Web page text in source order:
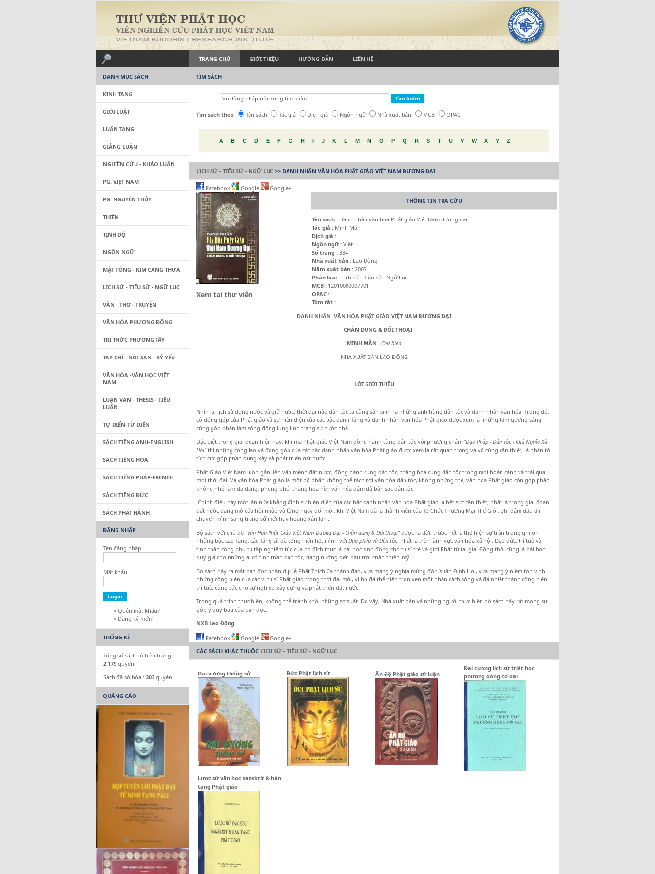
TRANG CHỦ GIỚI THIỆU HƯỚNG DẪN LIÊN HỆ
TÌM SÁCH
Tìm sách theo Tên sách Tác giả Dịch giả Ngôn ngữ Nhà xuất bản MCB OPAC
A B C D E F G H I J K L M N O P Q R S T U V W X Y Z
LỊCH SỬ - TIỂU SỬ - NGỮ LỤC >> DANH NHÂN VĂN HÓA PHẬT GIÁO VIỆT NAM ĐƯƠNG ĐẠI
Facebook Google Google+
Xem tại thư viện
THÔNG TIN TRA CỨU
Tên sách : Danh nhân văn hóa Phật giáo Việt Nam đương đại
Tác giả : Minh Mẫn
Dịch giả :
Ngôn ngữ : Việt
Số trang : 334
Nhà xuất bản : Lao Động
Năm xuất bản : 2007
Phân loại : Lịch sử - Tiểu sử - Ngữ Lục
MCB : 12010000007701
OPAC :
Tóm tắt :
DANH NHÂN VĂN HÓA PHẬT GIÁO VIỆT NAM ĐƯƠNG ĐẠI
CHÂN DUNG & ĐỐI THOẠI
MINH MẪN
Chủ biên
NHÀ XUẤT BẢN LAO ĐỘNG
LỜI GIỚI THIỆU
Nhìn lại lịch sử dựng nước và giữ nước, thời đại nào dân tộc ta cũng sản sinh ra những anh hùng dân tộc và danh nhân văn hóa. Trong đó,
có đóng góp của Phật giáo và sự hiện diện của các bậc danh Tăng và danh nhân văn hóa Phật giáo được xem là những tấm gương sáng
cùng góp phần làm sống động lung linh trang sử nước nhà.
Đặc biệt trong giai đoạn hiện nay, khi mà Phật giáo Việt Nam đồng hành cùng dân tộc với phương châm "Đạo Pháp - Dân Tộc - Chủ Nghĩa Xã
Hội"thì những công lao và đóng góp của các bậc danh nhân văn hóa Phật giáo được xem là rất quan trọng và vô cùng cần thiết, là nhân tố
tích cực góp phần dựng xây và phát triển đất nước.
Phật Giáo Việt Nam luôn gắn liền vận mệnh đất nước, đồng hành cùng dân tộc, thăng hoa cùng dân tộc trong mọi hoàn cảnh và trải qua
mọi thời đại. Và văn hóa Phật giáo là một bộ phận không thể tách rời văn hóa dân tộc, không những thế, văn hóa Phật giáo còn góp phần
không nhỏ làm đa dạng, phong phú, thăng hoa nền văn hóa đậm đà bản sắc dân tộc.
Chính điều này một lần nữa khẳng định sự hiện diện của các bậc danh nhân văn hóa Phật giáo là hết sức cần thiết, nhất là trong giai đoạn
đất nước đang mở cửa hội nhập và từng ngày đổi mới, khi Việt Nam đã là thành viên của Tổ Chức Thương Mại Thế Giới, ghi đậm dấu ấn
chuyển mình sang trang sử mới huy hoàng xán lạn...
Bộ sách với chủ đề "Văn Hóa Phật Giáo Việt Nam Đương Đại - Chân dung & Đối thoại"được ra đời, trước hết là thể hiện sự trân trọng ghi ơn
những bậc cao Tăng, các Tăng sĩ, đã cống hiến hết mình với Đạo pháp và Dân tộc, nhất là trên lãnh vực văn hóa xã hội. Đạo đức, trí tuệ và
tinh thần công phu tu tập nghiêm túc của họ đích thực là bài học sinh động cho tu sĩ trẻ và giới Phật tử tại gia. Đồng thời cũng là bài học
quý giá cho những ai có tinh thần dân tộc, đang hướng đến bầu trời chân-thiện-mỹ...
Bộ sách này ra mắt bạn đọc nhân dịp lễ Phật Thích Ca thành đạo, vừa mang ý nghĩa mừng đón Xuân Đinh Hợi, vừa mang ý niệm tôn vinh
những cống hiến của các vị tu sĩ Phật giáo trong thời đại mới, vì họ đã thể hiện trọn vẹn một nhân cách sống và đã nhiệt thành cống hiến
trí tuệ, công sức cho sự nghiệp xây dựng và phát triển đất nước.
Trong quá trình thực hiện, không thể tránh khỏi những sơ suất. Do vậy, Nhà xuất bản và những người thực hiện bộ sách này rất mong sự
góp ý quý báu của bạn đọc.
NXB Lao Động
Facebook Google
Google+
CÁC SÁCH KHÁC THUỘC LỊCH SỬ - TIỂU SỬ - NGỮ LỤC
Đại vương thống sử Đức Phật lịch sử Ấn Độ Phật giáo sử luận
Đại cương lịch sử triết học
phương đông cổ đại
Lược sử văn học sanskrit & hán
tạng Phật giáo
DANH MỤC SÁCH
KINH TẠNG
GIỚI LUẬT
LUẬN TẠNG
GIẢNG LUẬN
NGHIÊN CỨU - KHẢO LUẬN
PG. VIỆT NAM
PG. NGUYÊN THỦY
THIỀN
TỊNH ĐỘ
NGÔN NGỮ
MẬT TÔNG - KIM CANG THỪA
LỊCH SỬ - TIỂU SỬ - NGỮ LỤC
VĂN - THƠ - TRUYỆN
VĂN HÓA PHƯƠNG ĐÔNG
TRI THỨC PHƯƠNG TÂY
TẠP CHÍ - NỘI SAN - KỶ YẾU
VĂN HÓA -VĂN HỌC VIỆT
NAM
LUẬN VĂN - THESIS - TIỂU
LUẬN
TỰ ĐIỂN-TỪ ĐIỂN
SÁCH TIẾNG ANH-ENGLISH
SÁCH TIẾNG HOA
SÁCH TIẾNG PHÁP-FRENCH
SÁCH TIẾNG ĐỨC
SÁCH PHÁT HÀNH
ĐĂNG NHẬP
Tên đăng nhập
Mật khẩu
Quên mật khẩu?
Đăng ký mới?
THỐNG KÊ
Tổng số sách có trên trang :
2,179 quyển
Sách đã số hóa : 303 quyển
QUẢNG CÁO